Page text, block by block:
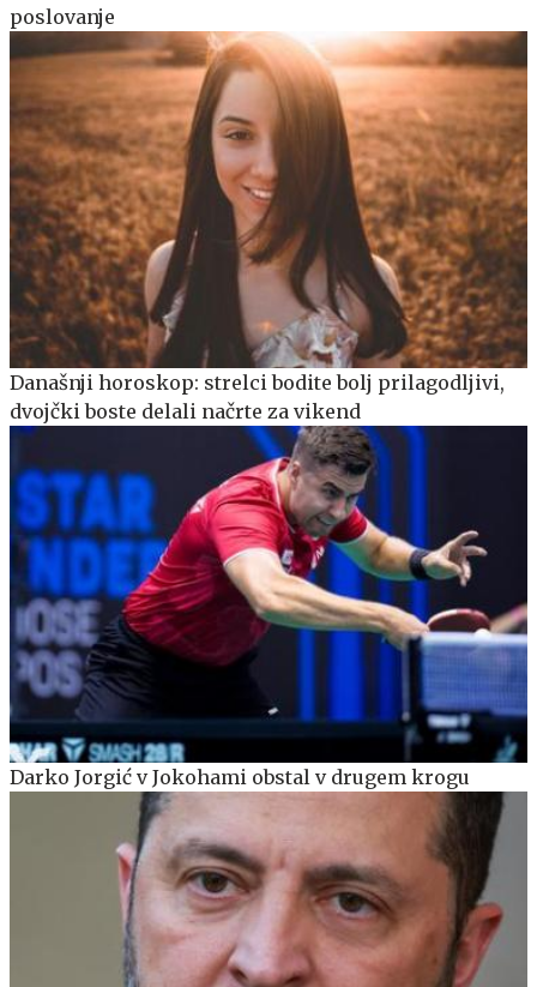
poslovanje
Današnji horoskop: strelci bodite bolj prilagodljivi,
dvojčki boste delali načrte za vikend
Darko Jorgić v Jokohami obstal v drugem krogu